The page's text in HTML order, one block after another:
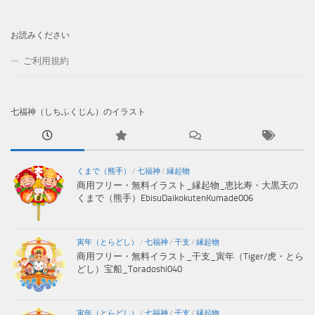
お読みください
ご利用規約
七福神（しちふくじん）のイラスト
くまで（熊手） / 七福神/ 縁起物
商用フリー・無料イラスト_縁起物_恵比寿・大黒天の
くまで（熊手）EbisuDaikokutenKumade006
寅年（とらどし） / 七福神/ 干支 / 縁起物
商用フリー・無料イラスト_干支_寅年（Tiger/虎・とら
どし）宝船_Toradoshi040